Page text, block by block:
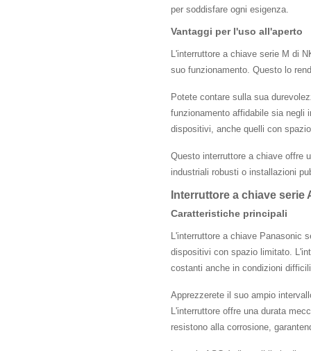
per soddisfare ogni esigenza.
Vantaggi per l'uso all'aperto
L'interruttore a chiave serie M di
suo funzionamento. Questo lo
Potete contare sulla sua
funzionamento affidabile sia negli
dispositivi, anche quelli con
Questo interruttore a chiave offre
industriali robusti o installazioni
Interruttore a chiave serie
Caratteristiche principali
L'interruttore a chiave Panasonic
dispositivi con spazio limitato.
costanti anche in condizioni
Apprezzerete il suo ampio
L'interruttore offre una durata
resistono alla corrosione,